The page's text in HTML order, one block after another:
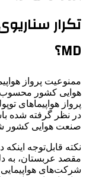
تکرار
MD؟
پرواز هواپیماهای
در نظر گرفته شده
صنعت هوایی کشور
نکته قابل‌توجه
مقصد عربستان، به
شرکت‌های